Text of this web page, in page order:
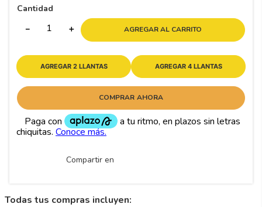
Cantidad
＋
－ AGREGAR AL CARRITO
AGREGAR 2 LLANTAS AGREGAR 4 LLANTAS
COMPRAR AHORA
Compartir en
Todas tus compras incluyen: